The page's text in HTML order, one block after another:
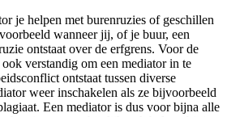
je helpen met burenruzies of geschillen
wanneer jij, of je buur, een
ontstaat over de erfgrens. Voor de
verstandig om een mediator in te
ontstaat tussen diverse
weer inschakelen als ze bijvoorbeeld
Een mediator is dus voor bijna alle